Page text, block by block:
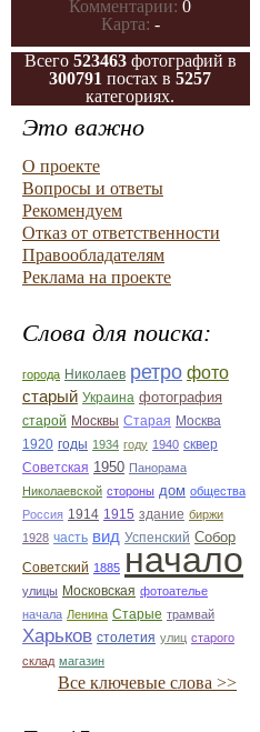
Комментарии: 0
Карта: -
Всего 523463 фотографий в
300791 постах в5257
категориях.
Это важно
О проекте
Вопросы и ответы
Рекомендуем
Отказ от ответственности
Правообладателям
Реклама на проекте
Слова для поиска:
города Николаев ретро фото
старый Украина фотография
старой Москвы Старая Москва
1920 годы 1934 году 1940 сквер
Советская 1950 Панорама
Николаевской стороны дом общества
Россия 1914 1915 здание биржи
1928 часть вид Успенский Собор
Советский 1885 начало
улицы Московская фотоателье
начала Ленина Старые трамвай
Харьков столетия улиц старого
склад магазин
Все ключевые слова >>